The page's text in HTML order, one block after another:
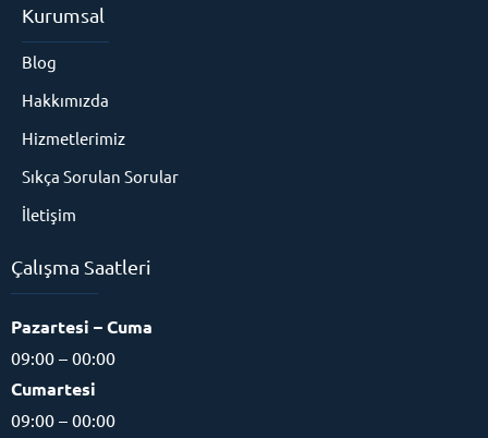
Kurumsal
Blog
Hakkımızda
Hizmetlerimiz
Sıkça Sorulan Sorular
İletişim
Çalışma Saatleri
Pazartesi – Cuma
09:00 – 00:00
Cumartesi
09:00 – 00:00